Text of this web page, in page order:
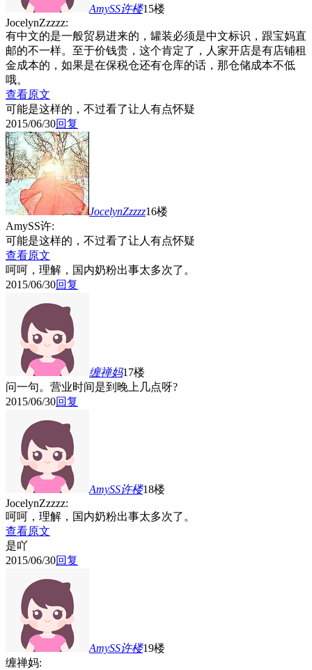
AmySS许楼15楼
JocelynZzzzz:
有中文的是一般贸易进来的，罐装必须是中文标识，跟宝妈直
邮的不一样。至于价钱贵，这个肯定了，人家开店是有店铺租
金成本的，如果是在保税仓还有仓库的话，那仓储成本不低
哦。
查看原文
可能是这样的，不过看了让人有点怀疑
2015/06/30回复
JocelynZzzzz16楼
AmySS许:
可能是这样的，不过看了让人有点怀疑
查看原文
呵呵，理解，国内奶粉出事太多次了。
2015/06/30回复
缠禅妈17楼
问一句。营业时间是到晚上几点呀?
2015/06/30回复
AmySS许楼18楼
JocelynZzzzz:
呵呵，理解，国内奶粉出事太多次了。
查看原文
是吖
2015/06/30回复
AmySS许楼19楼
缠禅妈: